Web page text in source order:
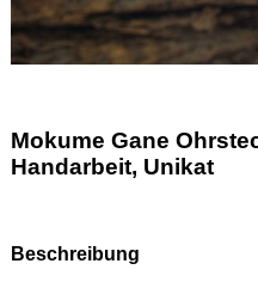
Mokume Gane
Handarbeit, Unikat
Beschreibung